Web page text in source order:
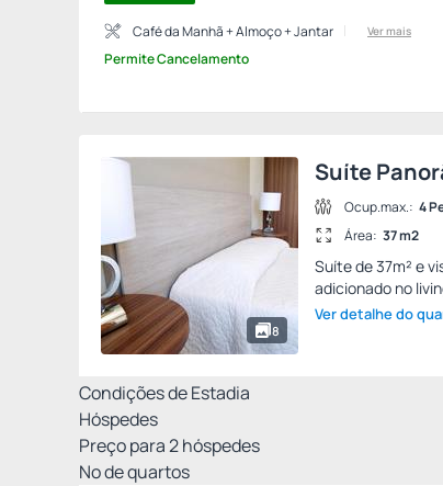
Café da Manhã + Almoço + Jantar Ver mais
Permite Cancelamento
8
Suíte
Ocup.max.: 4
Área: 37 m2
Suíte de 37m² e
adicionado no
Ver detalhe do
Condições de Estadia
Hóspedes
Preço para2hóspedes
Nº de quartos